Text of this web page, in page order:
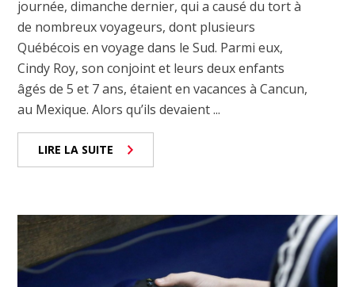
journée, dimanche dernier, qui a causé du tort à
de nombreux voyageurs, dont plusieurs
Québécois en voyage dans le Sud. Parmi eux,
Cindy Roy, son conjoint et leurs deux enfants
âgés de 5 et 7 ans, étaient en vacances à Cancun,
au Mexique. Alors qu’ils devaient ...
LIRE LA SUITE